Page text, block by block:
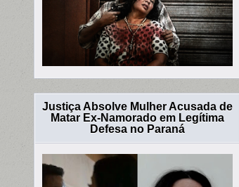
Justiça Absolve Mulher Acusada de
Matar Ex-Namorado em Legítima
Defesa no Paraná